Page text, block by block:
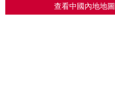
查看中國內地地圖